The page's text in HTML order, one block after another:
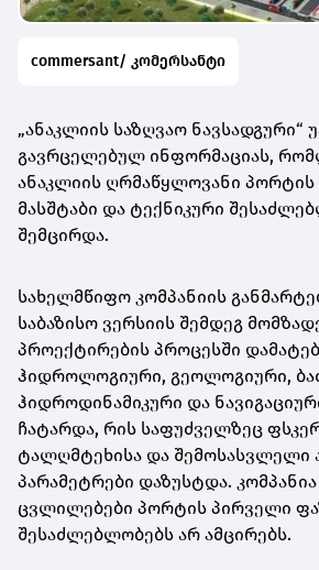
commersant/ კომერსანტი
„ანაკლიის საზღვაო ნავსადგური“
გავრცელებულ ინფორმაციას,
ანაკლიის ღრმაწყლოვანი
მასშტაბი და ტექნიკური
შემცირდა.
სახელმწიფო კომპანიის
საბაზისო ვერსიის შემდეგ
პროექტირების პროცესში
ჰიდროლოგიური, გეოლოგიური,
ჰიდროდინამიკური და
ჩატარდა, რის საფუძველზეც
ტალღმტეხისა და შემოსასვლელი
პარამეტრები დაზუსტდა.
ცვლილებები პორტის პირველი
შესაძლებლობებს არ ამცირებს.